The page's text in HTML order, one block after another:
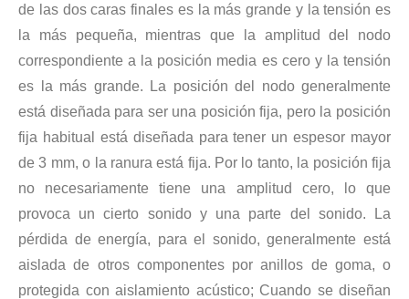
Estudio sobre inactivación de esporas bacterianas mediante tecnología ultrasónica
Actualmente, la investigación sobre la extracción de antioxidantes y
de las dos caras finales es la más grande y la tensión es
la más pequeña, mientras que la amplitud del nodo
correspondiente a la posición media es cero y la tensión
es la más grande. La posición del nodo generalmente
está diseñada para ser una posición fija, pero la posición
fija habitual está diseñada para tener un espesor mayor
de 3 mm, o la ranura está fija. Por lo tanto, la posición fija
no necesariamente tiene una amplitud cero, lo que
provoca un cierto sonido y una parte del sonido. La
pérdida de energía, para el sonido, generalmente está
aislada de otros componentes por anillos de goma, o
protegida con aislamiento acústico; Cuando se diseñan